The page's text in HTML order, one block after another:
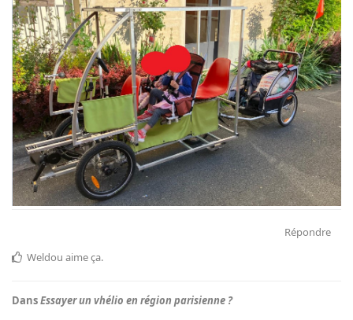
Répondre
Weldou aime ça.
DansEssayer un vhélio en région parisienne ?